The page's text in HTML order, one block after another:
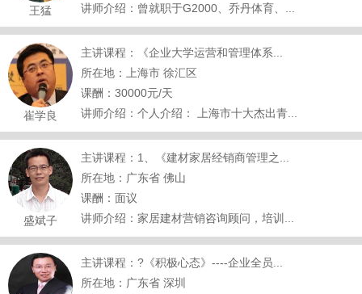
王猛
讲师介绍：曾就职于G2000、乔丹体育、...
崔学良
主讲课程：《企业大学运营和管理体系...
所在地：上海市 徐汇区
课酬：30000元/天
讲师介绍：个人介绍： 上海市十大杰出青...
盛斌子
主讲课程：1、《建材家居经销商管理之...
所在地：广东省 佛山
课酬：面议
讲师介绍：家居建材营销咨询顾问，培训...
主讲课程：?《积极心态》----企业全员...
所在地：广东省 深圳